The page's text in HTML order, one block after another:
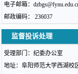
电子邮箱：dzbgs
邮政编码： 236037
监督投诉处理
受理部门：纪委办公室
地址：阜阳师范大学西湖校